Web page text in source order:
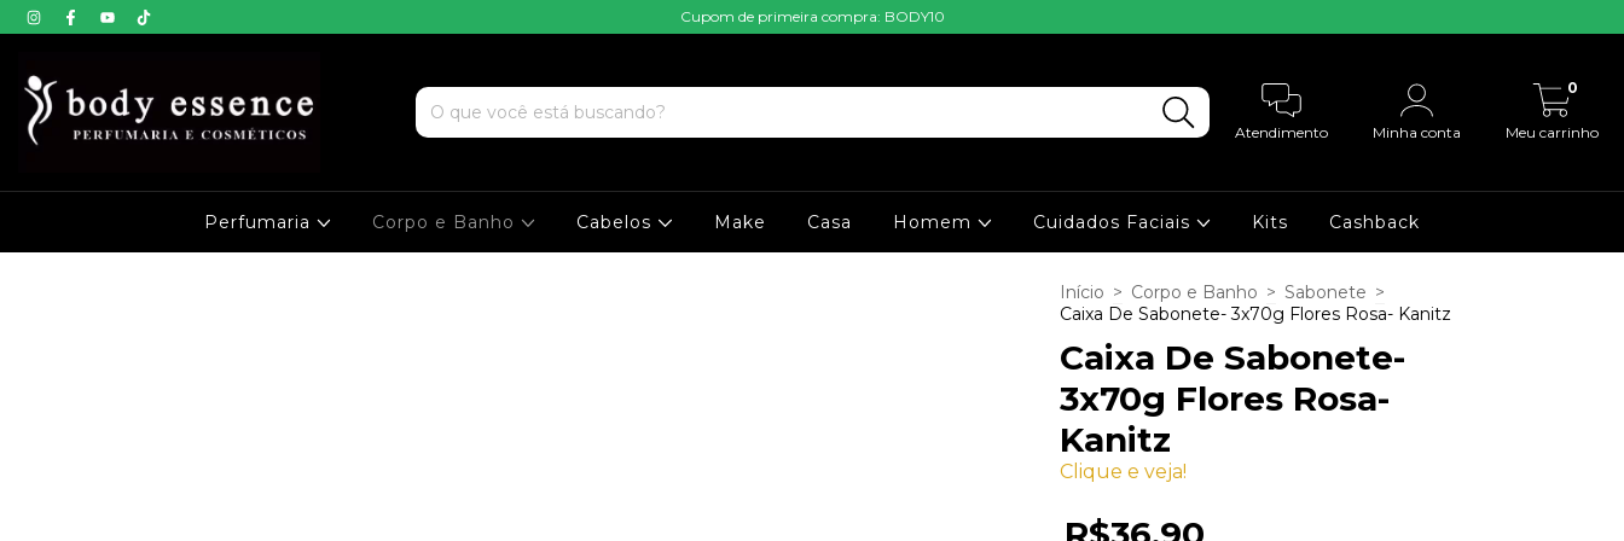
Cupom de primeira compra: BODY10
Atendimento Minha conta Meu carrinho
0
Perfumaria Corpo e Banho Cabelos Make Casa Homem Cuidados Faciais Kits Cashback
Início > Corpo e Banho > Sabonete >
Caixa De Sabonete- 3x70g Flores Rosa- Kanitz
Caixa De Sabonete-
3x70g Flores Rosa-
Kanitz
Clique e veja!